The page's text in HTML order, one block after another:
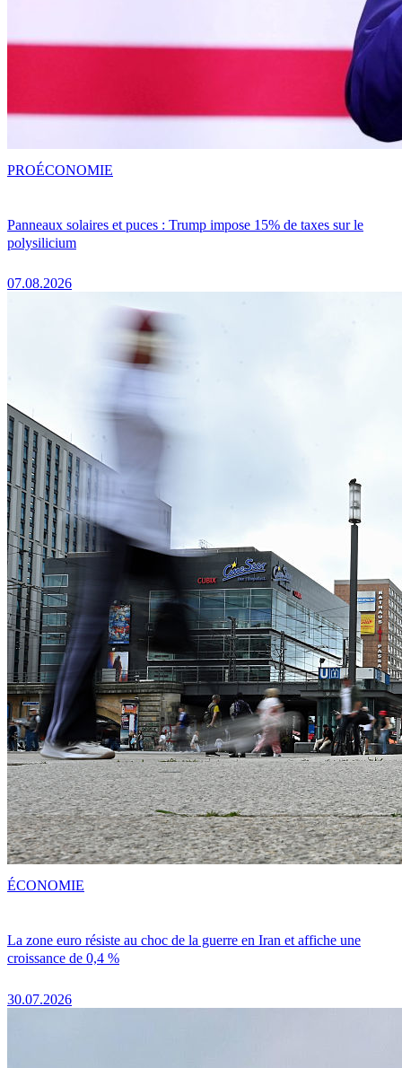
Panneaux solaires et puces : Trump impose 15% de taxes sur le
polysilicium
07.08.2026
PROÉCONOMIE
La zone euro résiste au choc de la guerre en Iran et affiche une
croissance de 0,4 %
30.07.2026
ÉCONOMIE